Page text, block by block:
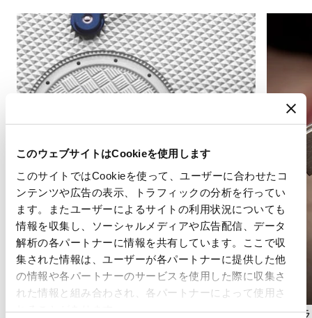
このウェブサイトはCookieを使用します
このサイトではCookieを使って、ユーザーに合わせたコ
ンテンツや広告の表示、トラフィックの分析を行ってい
ます。またユーザーによるサイトの利用状況についても
情報を収集し、ソーシャルメディアや広告配信、データ
解析の各パートナーに情報を共有しています。ここで収
集された情報は、ユーザーが各パートナーに提供した他
の情報や各パートナーのサービスを使用した際に収集さ
れた情報と組み合わされ、各パートナーによって使用さ
れることがあります。
秒表示 アング